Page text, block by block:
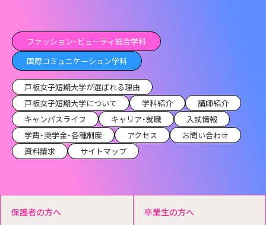
ファッション・ビューティ総合学科
国際コミュニケーション学科
戸板女子短期大学が選ばれる理由
戸板女子短期大学について
学科紹介
講師紹介
キャンパスライフ
キャリア・就職
入試情報
学費・奨学金・各種制度
アクセス
お問い合わせ
資料請求
サイトマップ
保護者の方へ 卒業生の方へ